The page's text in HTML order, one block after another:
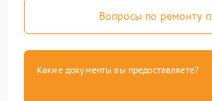
Вопросы по ремонту
Какие документы вы предоставляете?